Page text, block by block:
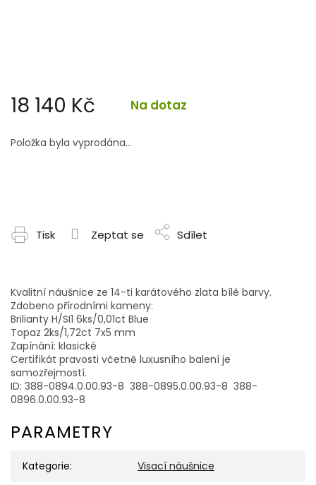
18 140 Kč Na dotaz
cena:
Položka byla vyprodána…
Tisk Zeptat se Sdílet
Kvalitní náušnice ze 14-ti karátového zlata bílé barvy.
Zdobeno přírodními kameny:
Brilianty H/SI1 6ks/0,01ct Blue
Topaz 2ks/1,72ct 7x5 mm
Zapínání: klasické
Certifikát pravosti včetně luxusního balení je
samozřejmostí.
ID: 388-0894.0.00.93-8 388-0895.0.00.93-8 388-
0896.0.00.93-8
PARAMETRY
Kategorie: Visací náušnice